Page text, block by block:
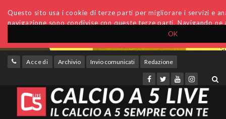
OK
Questo sito usa i cookie di terze parti per migliorare i servizi e
navigazione sono condivise con queste terze parti. Navigando
Accedi Archivio Invio comunicati Redazione